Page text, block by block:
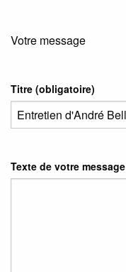
Votre message
Titre (obligatoire)
Texte de votre